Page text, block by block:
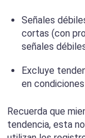
Señales
cortas (con
señales
Excluye
en
Recuerda que
tendencia, esta